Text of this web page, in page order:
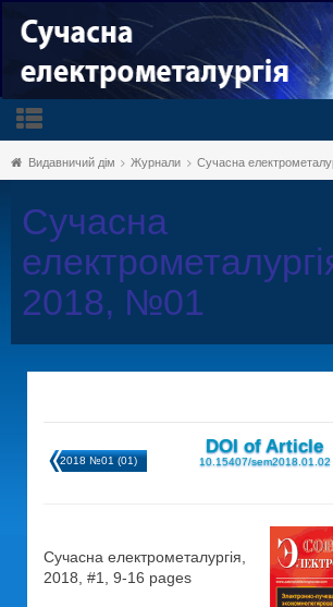
Видавничий дім Журнали Сучасна
Сучасна
2018, №01
2018 №01 (01)
DOI of Article
10.15407/sem2018.01.02
Сучасна електрометалургія,
2018, #1, 9-16 pages